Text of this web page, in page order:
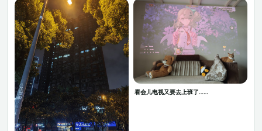
看会儿电视又要去上班了……